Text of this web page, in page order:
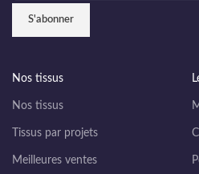
Nos tissus
Nos tissus
Tissus par projets
Meilleures ventes